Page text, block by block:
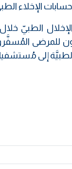
الإخلاء
للمرضى
إلى